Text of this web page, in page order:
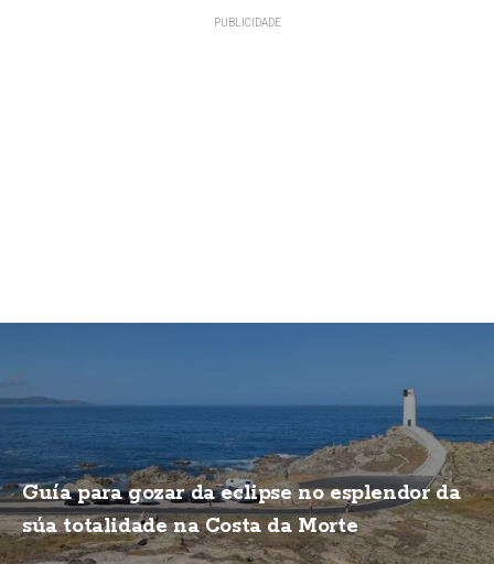
Guía para gozar da eclipse no esplendor da
súa totalidade na Costa da Morte